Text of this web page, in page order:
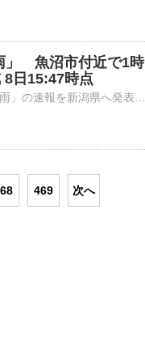
」 魚沼市付近で1時
日15:47時点
469 次へ